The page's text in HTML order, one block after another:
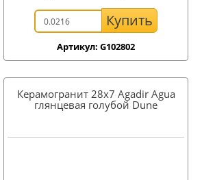
Купить
Артикул: G102802
Керамогранит 28x7 Agadir Agua
глянцевая голубой Dune